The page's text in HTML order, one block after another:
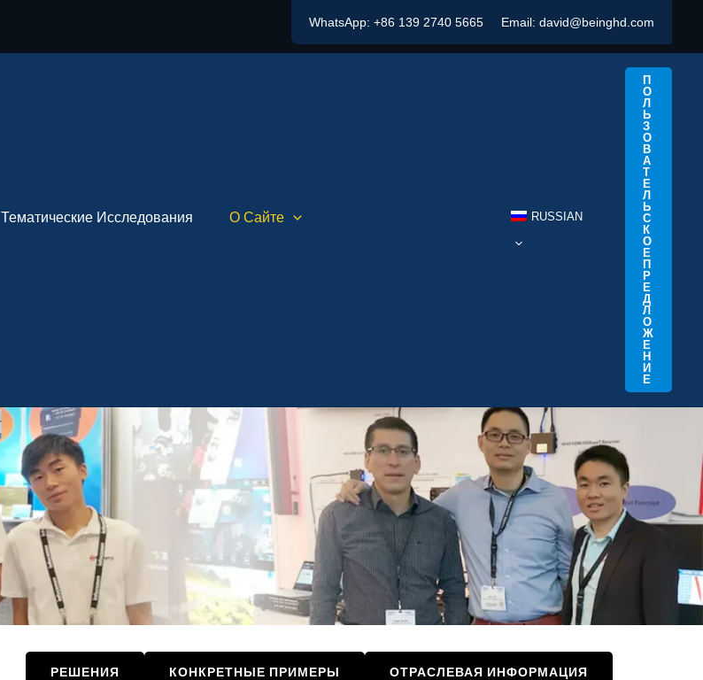
WhatsApp: +86 139 2740 5665 Email: david@beinghd.com
Тематические Исследования
О Сайте
RUSSIAN
П
О
Л
Ь
З
О
В
А
Т
Е
Л
Ь
С
К
О
Е
П
Р
Е
Д
Л
О
Ж
Е
Н
И
Е
РЕШЕНИЯ КОНКРЕТНЫЕ ПРИМЕРЫ ОТРАСЛЕВАЯ ИНФОРМАЦИЯ